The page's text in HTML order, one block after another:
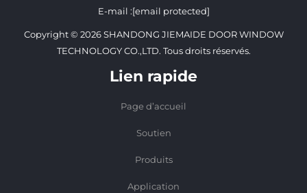
E-mail :[email protected]
Copyright © 2026 SHANDONG JIEMAIDE DOOR WINDOW
TECHNOLOGY CO.,LTD. Tous droits réservés.
Lien rapide
Page d’accueil
Soutien
Produits
Application